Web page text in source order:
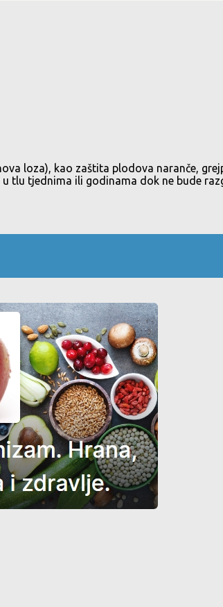
loza), kao zaštita plodova naranče,
tjednima ili godinama dok ne bude